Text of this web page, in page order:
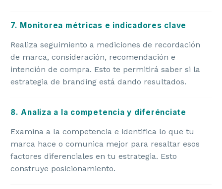
7. Monitorea métricas e indicadores clave
Realiza seguimiento a mediciones de recordación
de marca, consideración, recomendación e
intención de compra. Esto te permitirá saber si la
estrategia de branding está dando resultados.
8. Analiza a la competencia y diferénciate
Examina a la competencia e identifica lo que tu
marca hace o comunica mejor para resaltar esos
factores diferenciales en tu estrategia. Esto
construye posicionamiento.